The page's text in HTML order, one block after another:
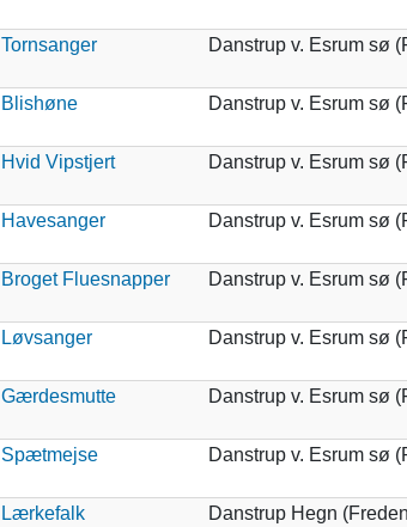
Tornsanger Danstrup v. Esrum sø
Blishøne Danstrup v. Esrum sø
Hvid Vipstjert Danstrup v. Esrum sø
Havesanger Danstrup v. Esrum sø
Broget Fluesnapper Danstrup v. Esrum sø
Løvsanger Danstrup v. Esrum sø
Gærdesmutte Danstrup v. Esrum sø
Spætmejse Danstrup v. Esrum sø
Lærkefalk Danstrup Hegn